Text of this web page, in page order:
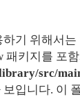
하기 위해서
패키지를 포
src/
보입니다. 이